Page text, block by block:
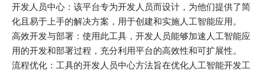
开发人员中心：该平台专为开发人员而设计，为他们提供了简
化且易于上手的解决方案，用于创建和实施人工智能应用。
高效开发与部署：使用此工具，开发人员能够加速人工智能应
用的开发和部署过程，充分利用平台的高效性和可扩展性。
流程优化：工具的开发人员中心方法旨在优化人工智能开发工